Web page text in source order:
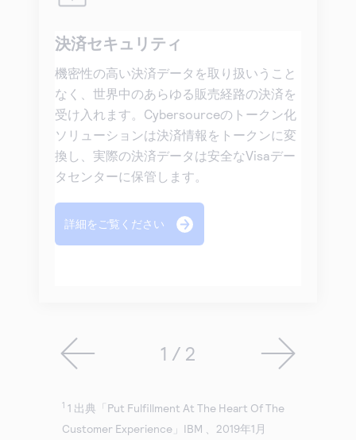
決済セキュリティ
機密性の高い決済データを取り扱いうこと
なく、世界中のあらゆる販売経路の決済を
受け入れます。Cybersourceのトークン化
ソリューションは決済情報をトークンに変
換し、実際の決済データは安全なVisaデー
タセンターに保管します。
詳細をご覧ください
1 / 2
1 1 出典「Put Fulfillment At The Heart Of The
Customer Experience」IBM 、2019年1月